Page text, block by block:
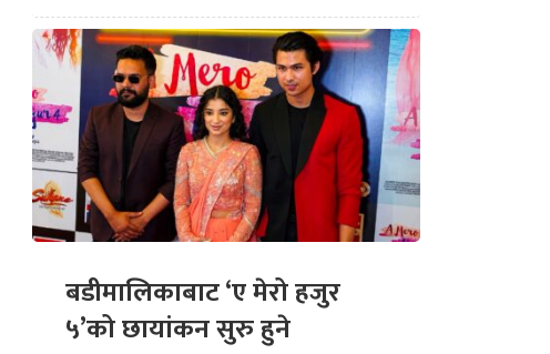
बडीमालिकाबाट ‘ए मेरो हजुर
५’को छायांकन सुरु हुने